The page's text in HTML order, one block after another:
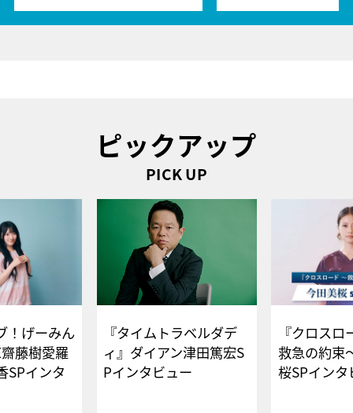
ピックアップ
PICK UP
！げーみん
藤樹愛羅
SPインタ
『タイムトラベルダデ
ィ』ダイアン津田篤宏S
Pインタビュー
『クロス
救急の約束
桜SPイ